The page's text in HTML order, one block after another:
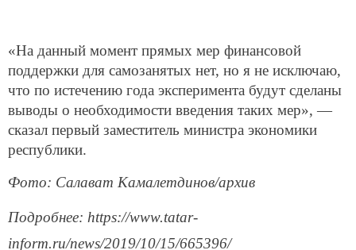
«На данный момент прямых мер финансовой
поддержки для самозанятых нет, но я не исключаю,
что по истечению года эксперимента будут сделаны
выводы о необходимости введения таких мер», —
сказал первый заместитель министра экономики
республики.
Фото: Салават Камалетдинов/архив
Подробнее: https://www.tatar-
inform.ru/news/2019/10/15/665396/